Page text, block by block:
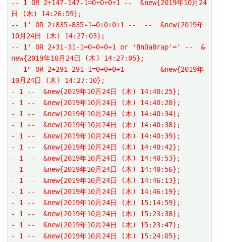
-- 1 OR 2+147-147-1=0+0+0+1 --  &new{2019年10月24
日 (木) 14:26:59};
-- 1' OR 2+835-835-1=0+0+0+1 --  --  &new{2019年
10月24日 (木) 14:27:03};
-- 1' OR 2+31-31-1=0+0+0+1 or '8nDa8rap'=' --  &
new{2019年10月24日 (木) 14:27:05};
-- 1" OR 2+291-291-1=0+0+0+1 --  --  &new{2019年
10月24日 (木) 14:27:10};
- 1 --  &new{2019年10月24日 (木) 14:40:25};
- 1 --  &new{2019年10月24日 (木) 14:40:28};
- 1 --  &new{2019年10月24日 (木) 14:40:34};
- 1 --  &new{2019年10月24日 (木) 14:40:38};
- 1 --  &new{2019年10月24日 (木) 14:40:39};
- 1 --  &new{2019年10月24日 (木) 14:40:42};
- 1 --  &new{2019年10月24日 (木) 14:40:53};
- 1 --  &new{2019年10月24日 (木) 14:40:56};
- 1 --  &new{2019年10月24日 (木) 14:46:13};
- 1 --  &new{2019年10月24日 (木) 14:46:19};
- 1 --  &new{2019年10月24日 (木) 15:14:59};
- 1 --  &new{2019年10月24日 (木) 15:23:38};
- 1 --  &new{2019年10月24日 (木) 15:23:47};
- 1 --  &new{2019年10月24日 (木) 15:24:05};